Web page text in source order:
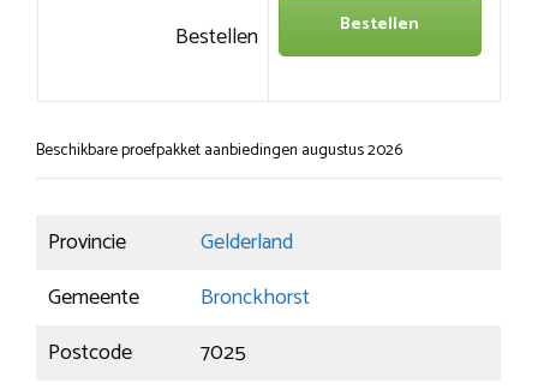
Bestellen Bestellen
Beschikbare proefpakket aanbiedingen augustus 2026
Provincie
Gelderland
Gemeente
Bronckhorst
Postcode
7025